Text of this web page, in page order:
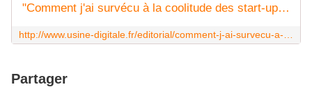
"Comment j'ai survécu à la coolitude des start-up", ou l'envers du décor berlinois
Partager